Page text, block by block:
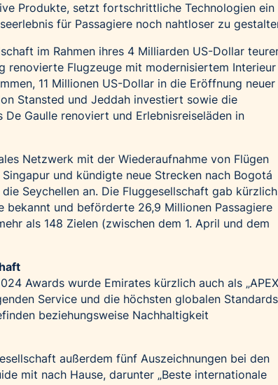
Produkte, setzt fortschrittliche Technologien ein
für Passagiere noch nahtloser zu
im Rahmen ihres 4 Milliarden US-Dollar
renovierte Flugzeuge mit modernisiertem Interieur
11 Millionen US-Dollar in die Eröffnung neuer
Stansted und Jeddah investiert sowie die
Gaulle renoviert und Erlebnisreiseläden in
Netzwerk mit der Wiederaufnahme von Flügen
und kündigte neue Strecken nach Bogotá
Seychellen an. Die Fluggesellschaft gab kürzlich
bekannt und beförderte 26,9 Millionen Passagiere
als 148 Zielen (zwischen dem 1. April und dem
Awards wurde Emirates kürzlich auch als „APEX
Service und die höchsten globalen Standards
beziehungsweise Nachhaltigkeit
außerdem fünf Auszeichnungen bei den
mit nach Hause, darunter „Beste internationale